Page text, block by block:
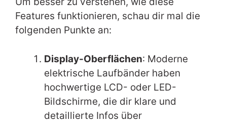
Features funktionieren, schau dir mal die
folgenden Punkte an:
Display-Oberflächen: Moderne
elektrische Laufbänder haben
hochwertige LCD- oder LED-
Bildschirme, die dir klare und
detaillierte Infos über